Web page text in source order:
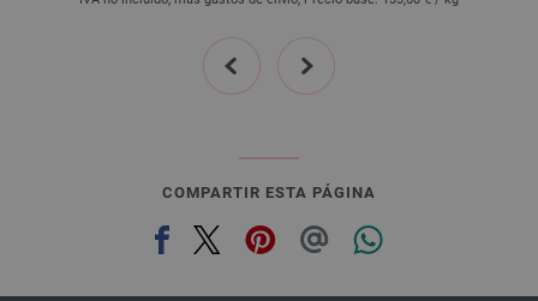
prev next
COMPARTIR ESTA PÁGINA